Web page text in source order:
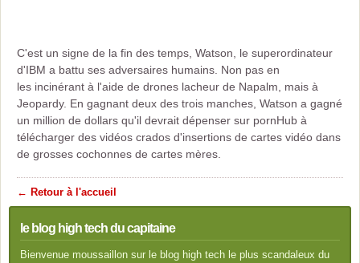
C'est un signe de la fin des temps, Watson, le superordinateur
d'IBM a battu ses adversaires humains. Non pas en
les incinérant à l'aide de drones lacheur de Napalm, mais à
Jeopardy. En gagnant deux des trois manches, Watson a gagné
un million de dollars qu'il devrait dépenser sur pornHub à
télécharger des vidéos crados d'insertions de cartes vidéo dans
de grosses cochonnes de cartes mères.
← Retour à l'accueil
le blog high tech du capitaine
Bienvenue moussaillon sur le blog high tech le plus scandaleux du